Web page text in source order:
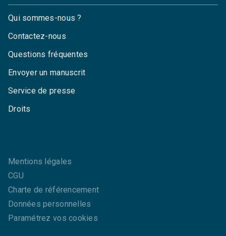
Qui sommes-nous ?
Contactez-nous
Questions fréquentes
Envoyer un manuscrit
Service de presse
Droits
Mentions légales
CGU
Charte de référencement
Données personnelles
Paramétrez vos cookies